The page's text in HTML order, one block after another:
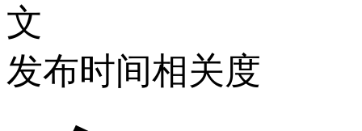
文
发布时间相关度